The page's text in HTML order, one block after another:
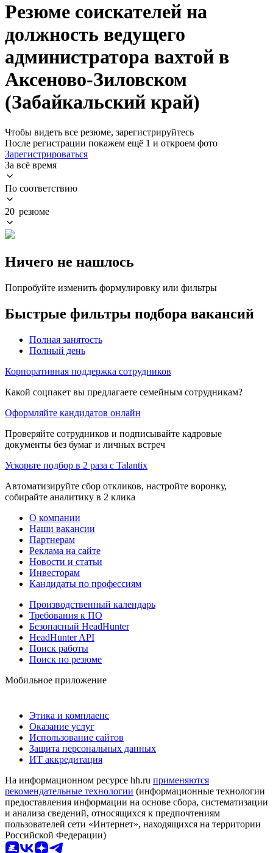
Резюме соискателей на
должность ведущего
администратора вахтой в
Аксеново-Зиловском
(Забайкальский край)
Чтобы видеть все резюме, зарегистрируйтесь
После регистрации покажем ещё 1 и откроем фото
Зарегистрироваться
За всё время
По соответствию
20 резюме
Ничего не нашлось
Попробуйте изменить формулировку или фильтры
Быстрые фильтры подбора вакансий
Полная занятость
Полный день
Корпоративная поддержка сотрудников
Какой соцпакет вы предлагаете семейным сотрудникам?
Оформляйте кандидатов онлайн
Проверяйте сотрудников и подписывайте кадровые
документы без бумаг и личных встреч
Ускорьте подбор в 2 раза с Talantix
Автоматизируйте сбор откликов, настройте воронку,
собирайте аналитику в 2 клика
О компании
Наши вакансии
Партнерам
Реклама на сайте
Новости и статьи
Инвесторам
Кандидаты по профессиям
Производственный календарь
Требования к ПО
Безопасный HeadHunter
HeadHunter API
Поиск работы
Поиск по резюме
Мобильное приложение
Этика и комплаенс
Оказание услуг
Использование сайтов
Защита персональных данных
ИТ аккредитация
На информационном ресурсе hh.ru применяются
рекомендательные технологии (информационные технологии
предоставления информации на основе сбора, систематизации
и анализа сведений, относящихся к предпочтениям
пользователей сети «Интернет», находящихся на территории
Российской Федерации)